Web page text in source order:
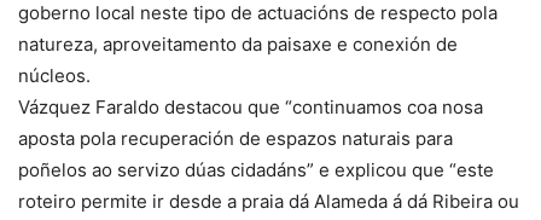
goberno local neste tipo de actuacións de respecto pola
natureza, aproveitamento da paisaxe e conexión de
núcleos.
Vázquez Faraldo destacou que “continuamos coa nosa
aposta pola recuperación de espazos naturais para
poñelos ao servizo dúas cidadáns” e explicou que “este
roteiro permite ir desde a praia dá Alameda á dá Ribeira ou